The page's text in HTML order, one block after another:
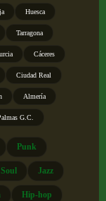
Huesca
Tarragona
Cáceres
Ciudad Real
Almería
G.C.
Punk
Soul Jazz
Hip-hop